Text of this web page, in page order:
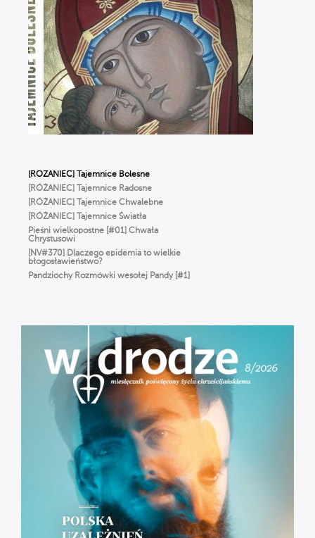
Ciało nie jest GRZESZNE. Ks. Woźniak
o WCIELENIU Boga i prawdziwym
człowieczeństwie
WIERZYMY… ALE ŹLE, czyli Ks. Strzelczyk
o BŁĘDACH w wierze, które popełniamy
na co dzień
To NIE jest modlitwa dla starszych ludzi!
Odkryj moc RÓŻAŃCA | Michał Szałkowski
OP
Dlaczego Bóg oszalał z miłości
do człowieka? ✢ Cyprian Klahs OP
[RÓŻANIEC] Tajemnice Bolesne
[RÓŻANIEC] Tajemnice Radosne
[RÓŻANIEC] Tajemnice Chwalebne
[RÓŻANIEC] Tajemnice Światła
Pieśni wielkopostne [#01] Chwała
Chrystusowi
[NV#370] Dlaczego epidemia to wielkie
błogosławieństwo?
Pandziochy Rozmówki wesołej Pandy [#1]
Droga do zbawienia [#01] Adam i Ewa.
Odpowiedzialni = wolni.
[RÓŻANIEC] Tajemnice Bolesne